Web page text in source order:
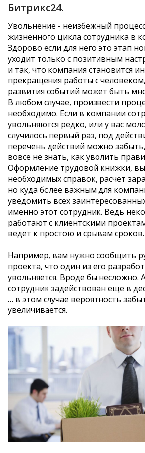
Битрикс24.
Увольнение - неизбежный
жизненного цикла сотрудника в
Здорово если для него это этап
уходит только с позитивным
и так, что компания становится
прекращения работы с
развития событий может быть
В любом случае, произвести
необходимо. Если в компании
увольняются редко, или у вас
случилось первый раз, под
перечень действий можно
вовсе не знать, как уволить
Оформление трудовой книжки,
необходимых справок, расчет
но куда более важным для
уведомить всех
именно этот сотрудник. Ведь
работают с клиентскими
ведет к простою и срывам сроков.
Например, вам нужно сообщить
проекта, что один из его
увольняется. Вроде бы несложно.
сотрудник задействован еще в
… в этом случае вероятность
увеличивается.